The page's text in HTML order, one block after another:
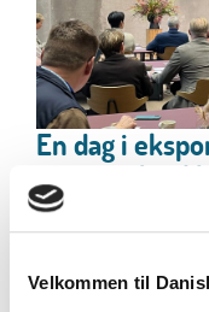
Velkommen til
En dag i
inviterede til
på
menuen, da